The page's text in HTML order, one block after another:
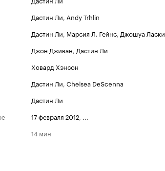
Дастин Ли, Andy Trhlin
Дастин Ли, Марсия Л. Гейнс, Джошуа Ласки
Джон Дживан, Дастин Ли
Ховард Хэнсон
Дастин Ли, Chelsea DeScenna
Дастин Ли
17 февраля 2012, ...
14 мин